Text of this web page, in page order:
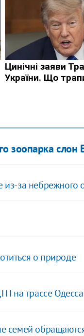
зоопарка слон
из-за небрежного
о природе
на трассе
семей